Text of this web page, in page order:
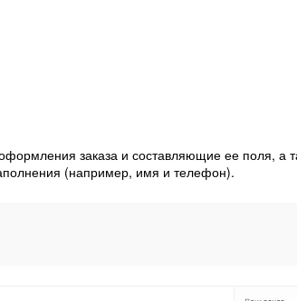
заказа и составляющие ее поля, а
(например, имя и телефон).